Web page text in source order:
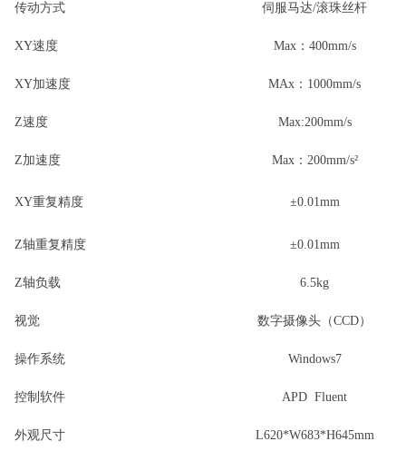
传动方式 伺服马达/滚珠丝杆
XY速度 Max：400mm/s
XY加速度 MAx：1000mm/s
Z速度 Max:200mm/s
Z加速度 Max：200mm/s²
XY重复精度 ±0.01mm
Z轴重复精度 ±0.01mm
Z轴负载 6.5kg
视觉 数字摄像头（CCD）
操作系统 Windows7
控制软件 APD Fluent
外观尺寸 L620*W683*H645mm